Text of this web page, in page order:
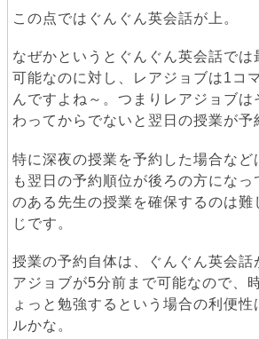
この点ではぐんぐん英会話が上。
なぜかというとぐんぐん英会話では
可能なのに対し、レアジョブは1コ
んですよね～。つまりレアジョブは
わってからでないと翌日の授業が予
特に深夜の授業を予約した場合など
も翌日の予約順位が後ろの方にな
のある先生の授業を確保するのは難
じです。
授業の予約自体は、ぐんぐん英会話
アジョブが5分前まで可能なので、
ょっと勉強するという場合の利便性
ルかな。